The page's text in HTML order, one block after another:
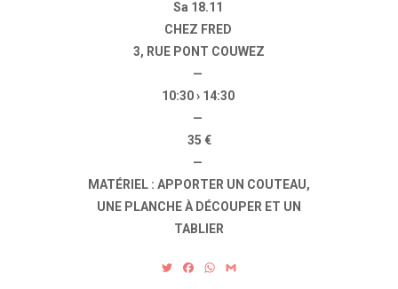
Sa 18.11
CHEZ FRED
3, RUE PONT COUWEZ
—
10:30 › 14:30
—
35 €
—
MATÉRIEL : APPORTER UN COUTEAU,
UNE PLANCHE À DÉCOUPER ET UN
TABLIER
T
W